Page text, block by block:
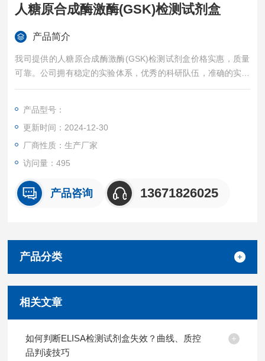
人糖原合成酶激酶(GSK)检测试剂盒
产品简介
我司提供的人糖原合成酶激酶(GSK)检测试剂盒价格实惠，质量
可靠。公司拥有稳定的实验体系，优秀的科研队伍，准确的实验
结果，是您值得信赖的合作伙伴，凡购买我司的试剂盒产品都可
产品型号：
更新时间：2024-12-30
厂商性质：生产厂家
访问量：495
产品咨询 13671826025
产品分类
相关文章
如何判断ELISA检测试剂盒失效？曲线、质控
品判读技巧